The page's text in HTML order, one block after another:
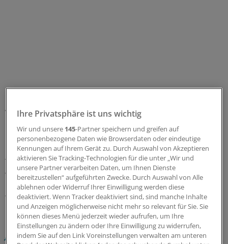
Verhängnis werden: Denn der erweiterte Terminservice
bringt neue Herausforderungen mit sich. Viele
Psychotherapeuten arbeiten schon heute an der
Kapazitätsgrenze, und gezielte Nachfragen nach freien
Terminen durch die KV werden wohl Tagesgeschäft
werden. Ein schneller Zugang zur ambulanten Therapie
braucht die gemeinsame Kraftanstrengung von
Therapeuten und KVen – mit entsprechenden
Ressourcen. In der Praxis, aber auch in der Servicestelle.
jana.koetter@springer.com
Ihre Privatsphäre ist uns wichtig
Wir und unsere 145-Partner speichern und greifen auf
personenbezogene Daten wie Browserdaten oder eindeutige
Kennungen auf Ihrem Gerät zu. Durch Auswahl von Akzeptieren
aktivieren Sie Tracking-Technologien für die unter „Wir und
unsere Partner verarbeiten Daten, um Ihnen Dienste
bereitzustellen“ aufgeführten Zwecke. Durch Auswahl von Alle
ablehnen oder Widerruf Ihrer Einwilligung werden diese
deaktiviert. Wenn Tracker deaktiviert sind, sind manche Inhalte
und Anzeigen möglicherweise nicht mehr so relevant für Sie. Sie
können dieses Menü jederzeit wieder aufrufen, um Ihre
Einstellungen zu ändern oder Ihre Einwilligung zu widerrufen,
indem Sie auf den Link Voreinstellungen verwalten am unteren